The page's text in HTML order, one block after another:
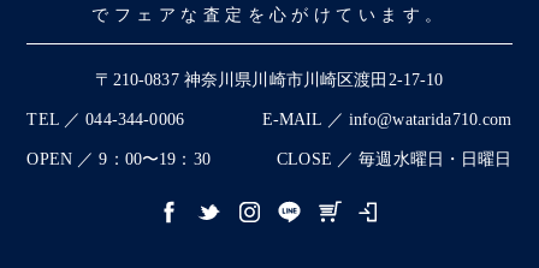
でフェアな査定を心がけています。
〒210-0837 神奈川県川崎市川崎区渡田2-17-10
TEL ／ 044-344-0006 E-MAIL ／ info@watarida710.com
OPEN ／ 9：00〜19：30 CLOSE ／ 毎週水曜日・日曜日